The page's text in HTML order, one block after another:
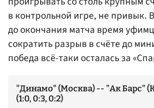
в контрольной игре, не привык.
до окончания матча время
сократить разрыв в счёте до
победа всё-таки осталась за
"Динамо" (Москва) -- "Ак Барс"
(1:0, 0:3, 0:2)